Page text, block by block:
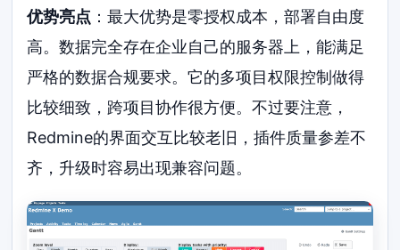
优势亮点 ：最大优势是零授权成本，部署自由度
高。数据完全存在企业自己的服务器上，能满足
严格的数据合规要求。它的多项目权限控制做得
比较细致，跨项目协作很方便。不过要注意，
Redmine的界面交互比较老旧，插件质量参差不
齐，升级时容易出现兼容问题。